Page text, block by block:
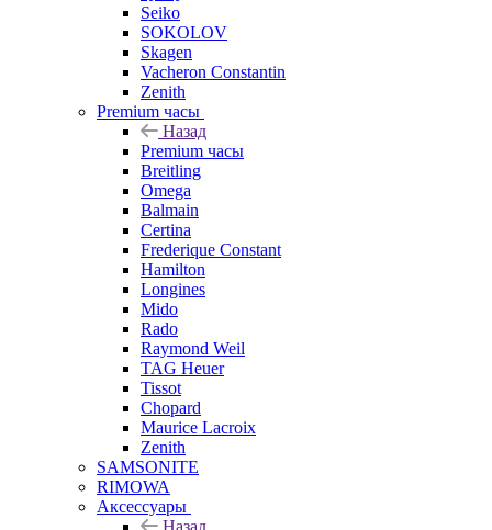
Seiko
SOKOLOV
Skagen
Vacheron Constantin
Zenith
Premium часы
Назад
Premium часы
Breitling
Omega
Balmain
Certina
Frederique Constant
Hamilton
Longines
Mido
Rado
Raymond Weil
TAG Heuer
Tissot
Chopard
Maurice Lacroix
Zenith
SAMSONITE
RIMOWA
Аксессуары
Назад